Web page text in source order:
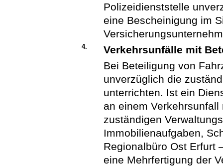
Polizeidienststelle
eine Bescheinigung im
4.
Verkehrsunfälle mit
Bei Beteiligung von
unverzüglich die
unterrichten. Ist ein
an einem
zuständigen
Immobilienaufgaben,
Regionalbüro Ost Erfurt
eine Mehrfertigung der